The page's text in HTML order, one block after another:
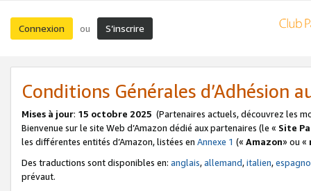
Connexion ou S’inscrire
Conditions Générales d’Adhésion
Mises à jour: 15 octobre 2025 (Partenaires actuels, découvrez les
Bienvenue sur le site Web d’Amazon dédié aux partenaires (le « Site
les différentes entités d’Amazon, listées en Annexe 1 (« Amazon» ou «
Des traductions sont disponibles en: anglais,allemand,italien,
prévaut.